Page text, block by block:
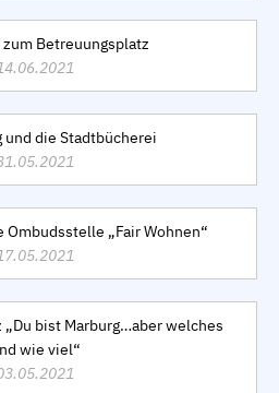
zum Betreuungsplatz
und die Stadtbücherei
Ombudsstelle „Fair Wohnen“
„Du bist Marburg…aber welches
wie viel“